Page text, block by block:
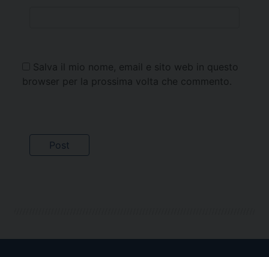
Salva il mio nome, email e sito web in questo
browser per la prossima volta che commento.